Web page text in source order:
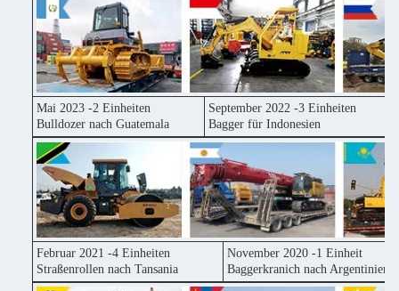
Mai 2023 -2 Einheiten
Bulldozer nach Guatemala
September 2022 -3 Einheiten
Bagger für Indonesien
Februar 2021 -4 Einheiten
Straßenrollen nach Tansania
November 2020 -1 Einheit
Baggerkranich nach Argentinien